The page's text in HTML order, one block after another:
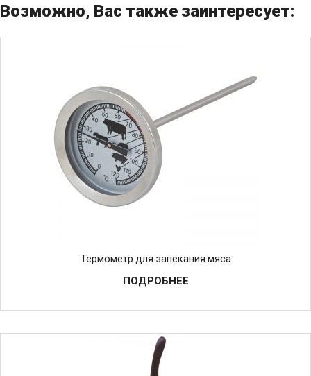
Возможно, Вас также заинтересует:
Термометр для запекания мяса
ПОДРОБНЕЕ